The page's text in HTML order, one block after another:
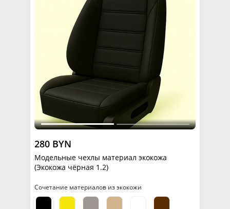
280 BYN
Модельные чехлы материал экокожа
(Экокожа чёрная 1.2)
Сочетание материалов из экокожи